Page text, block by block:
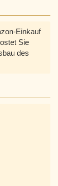
Einkauf
Sie
des